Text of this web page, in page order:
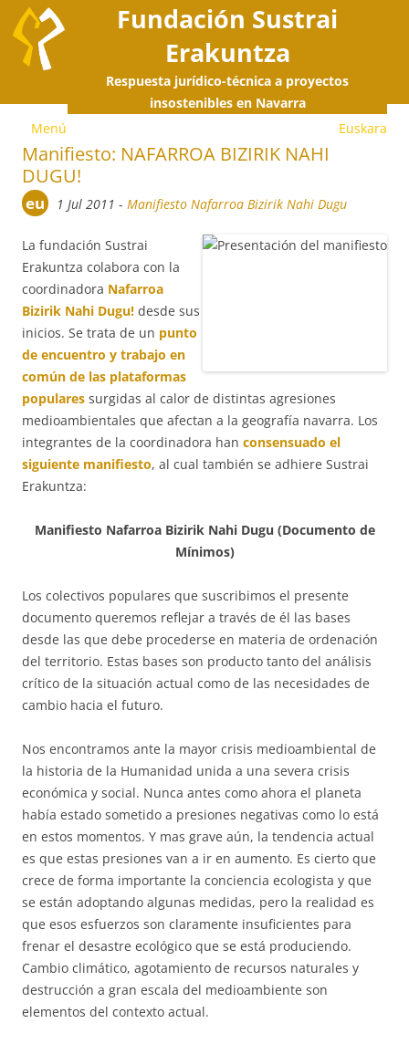
Fundación Sustrai
Erakuntza
Respuesta jurídico-técnica a proyectos
insostenibles en Navarra
Euskara
Menú
Manifiesto: NAFARROA BIZIRIK NAHI
DUGU!
eu 1 Jul 2011 -Manifiesto Nafarroa Bizirik Nahi Dugu
La fundación Sustrai
Erakuntza colabora con la
coordinadora Nafarroa
Bizirik Nahi Dugu! desde sus
inicios. Se trata de un punto
de encuentro y trabajo en
común de las plataformas
populares surgidas al calor de distintas agresiones
medioambientales que afectan a la geografía navarra. Los
integrantes de la coordinadora han consensuado el
siguiente manifiesto, al cual también se adhiere Sustrai
Erakuntza:
Manifiesto Nafarroa Bizirik Nahi Dugu (Documento de
Mínimos)
Los colectivos populares que suscribimos el presente
documento queremos reflejar a través de él las bases
desde las que debe procederse en materia de ordenación
del territorio. Estas bases son producto tanto del análisis
crítico de la situación actual como de las necesidades de
cambio hacia el futuro.
Nos encontramos ante la mayor crisis medioambiental de
la historia de la Humanidad unida a una severa crisis
económica y social. Nunca antes como ahora el planeta
había estado sometido a presiones negativas como lo está
en estos momentos. Y mas grave aún, la tendencia actual
es que estas presiones van a ir en aumento. Es cierto que
crece de forma importante la conciencia ecologista y que
se están adoptando algunas medidas, pero la realidad es
que esos esfuerzos son claramente insuficientes para
frenar el desastre ecológico que se está produciendo.
Cambio climático, agotamiento de recursos naturales y
destrucción a gran escala del medioambiente son
elementos del contexto actual.